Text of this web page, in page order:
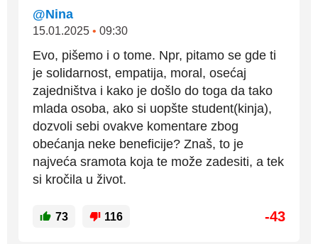
@Nina
15.01.2025 • 09:30
Evo, pišemo i o tome. Npr, pitamo se gde ti
je solidarnost, empatija, moral, osećaj
zajedništva i kako je došlo do toga da tako
mlada osoba, ako si uopšte student(kinja),
dozvoli sebi ovakve komentare zbog
obećanja neke beneficije? Znaš, to je
najveća sramota koja te može zadesiti, a tek
si kročila u život.
73 116 -43